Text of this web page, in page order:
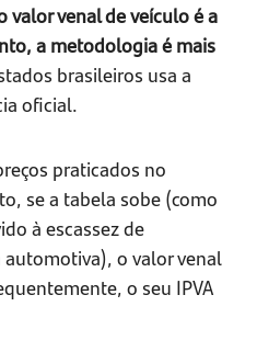
valor venal de veículo é a
a metodologia é mais
brasileiros usa a
oficial.
praticados no
se a tabela sobe (como
à escassez de
o valor venal
o seu IPVA